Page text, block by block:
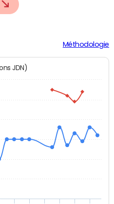
Méthodologie
JDN)